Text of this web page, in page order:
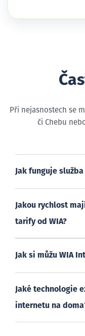
Při nejasnostech se
či Chebu
Jak funguje
Jakou rychlost
tarify od WIA?
Jak si můžu WIA
Jaké technologie
internetu na